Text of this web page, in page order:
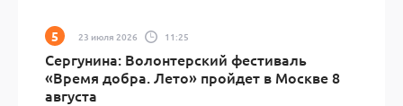
23 июля 2026 11:25
Сергунина: Волонтерский фестиваль
«Время добра. Лето» пройдет в Москве 8
августа